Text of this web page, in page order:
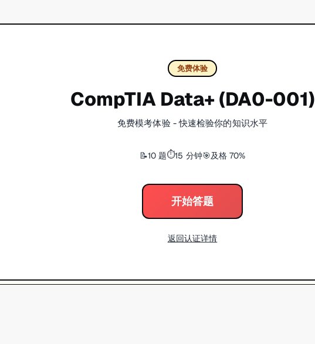
免费体验
CompTIA Data+ (DA0-001)
免费模考体验 - 快速检验你的知识水平
📝10 题⏱️15 分钟🎯及格 70%
开始答题
返回认证详情